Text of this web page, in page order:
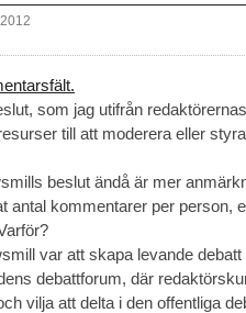
som jag utifrån
till att moderera eller
beslut ändå är mer
antal kommentarer per person,
var att skapa levande
debattforum, där
vilja att delta i den offentliga